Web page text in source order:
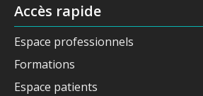
Accès rapide
Espace professionnels
Formations
Espace patients